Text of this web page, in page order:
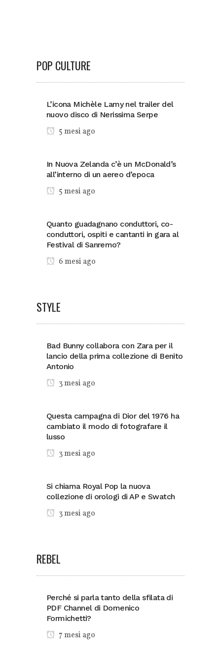
POP CULTURE
L’icona Michèle Lamy nel trailer del
nuovo disco di Nerissima Serpe
5 mesi ago
In Nuova Zelanda c’è un McDonald’s
all’interno di un aereo d’epoca
5 mesi ago
Quanto guadagnano conduttori, co-
conduttori, ospiti e cantanti in gara al
Festival di Sanremo?
6 mesi ago
STYLE
Bad Bunny collabora con Zara per il
lancio della prima collezione di Benito
Antonio
3 mesi ago
Questa campagna di Dior del 1976 ha
cambiato il modo di fotografare il
lusso
3 mesi ago
Si chiama Royal Pop la nuova
collezione di orologi di AP e Swatch
3 mesi ago
REBEL
Perché si parla tanto della sfilata di
PDF Channel di Domenico
Formichetti?
7 mesi ago